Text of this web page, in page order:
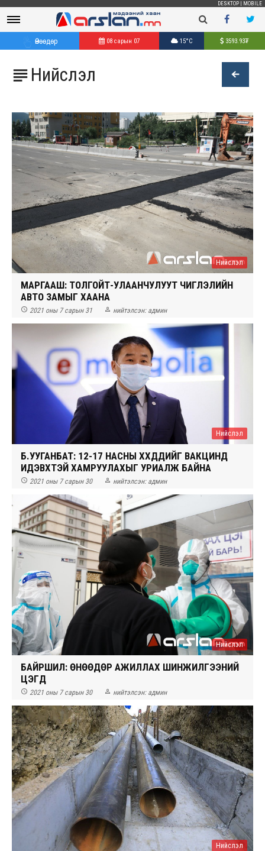
DESKTOP MOBILE
Өнөөдөр 08 сарын 07 15°C 3593.93₮
 Нийслэл
Нийслэл
МАРГААШ: ТОЛГОЙТ-УЛААНЧУЛУУТ ЧИГЛЭЛИЙН
АВТО ЗАМЫГ ХААНА
 2021 оны 7 сарын 31  нийтэлсэн: админ
Нийслэл
Б.УУГАНБАТ: 12-17 НАСНЫ ХҮҮХДҮҮДИЙГ ВАКЦИНД
ИДЭВХТЭЙ ХАМРУУЛАХЫГ УРИАЛЖ БАЙНА
 2021 оны 7 сарын 30  нийтэлсэн: админ
Нийслэл
БАЙРШИЛ: ӨНӨӨДӨР АЖИЛЛАХ ШИНЖИЛГЭЭНИЙ
ЦЭГҮҮД
 2021 оны 7 сарын 30  нийтэлсэн: админ
Нийслэл